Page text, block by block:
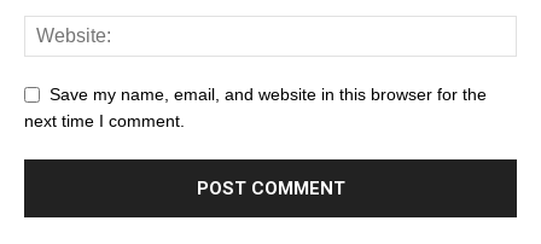
Save my name, email, and website in this browser for the
next time I comment.